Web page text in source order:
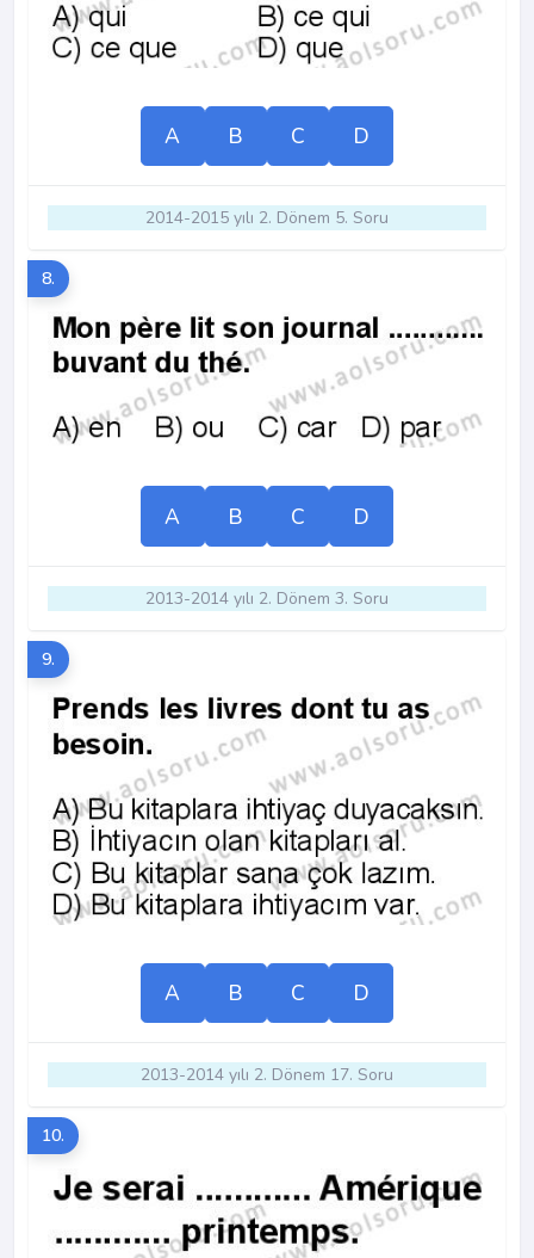
A B C D
2014-2015 yılı 2. Dönem 5. Soru
8.
A B C D
2013-2014 yılı 2. Dönem 3. Soru
9.
A B C D
2013-2014 yılı 2. Dönem 17. Soru
10.